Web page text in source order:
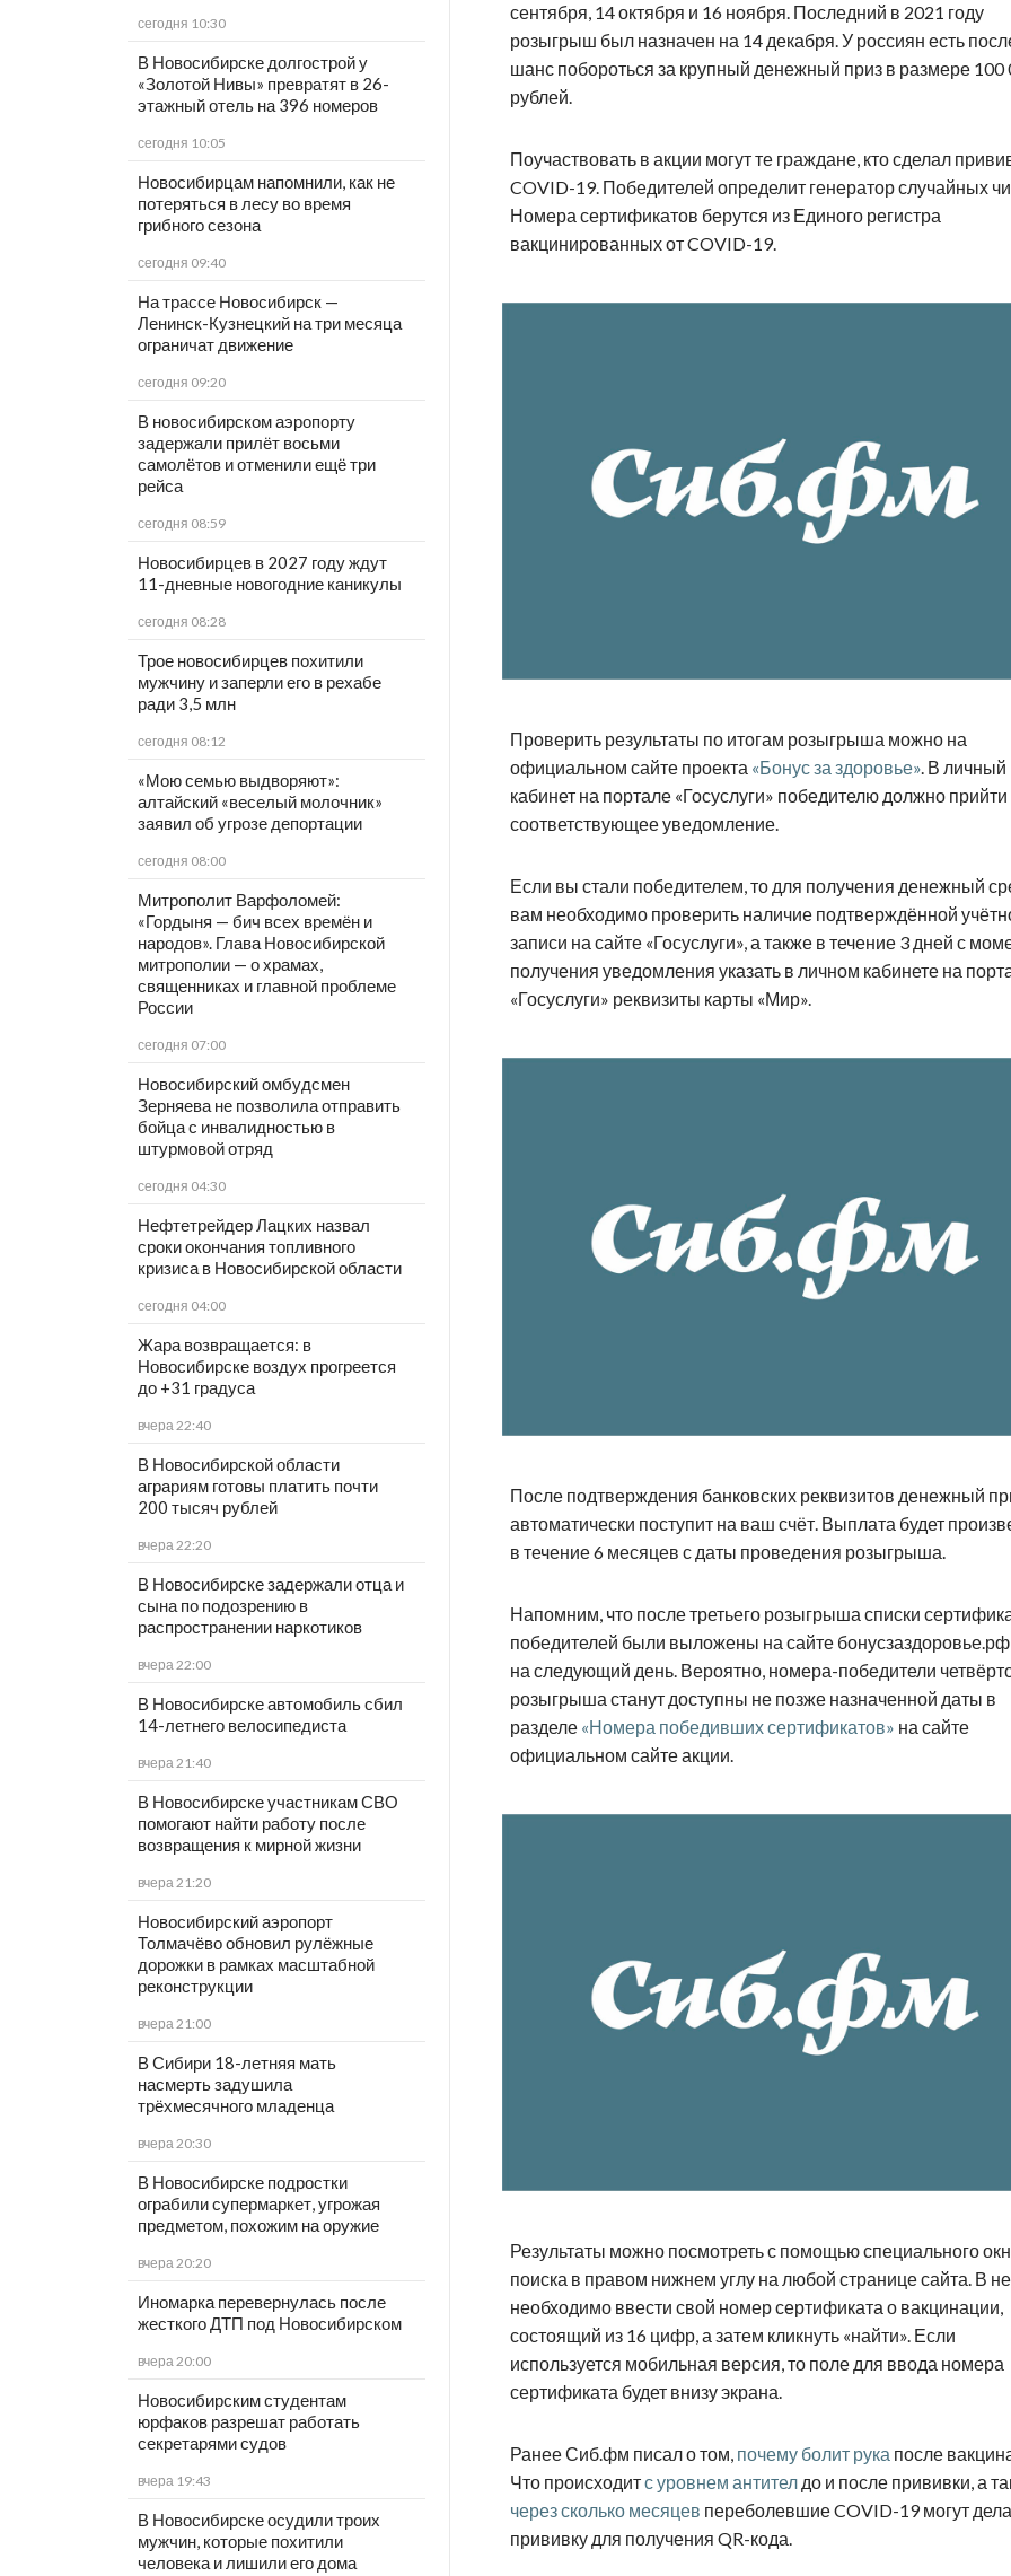
сегодня 10:30
В Новосибирске долгострой у
«Золотой Нивы» превратят в 26-
этажный отель на 396 номеров
сегодня 10:05
Новосибирцам напомнили, как не
потеряться в лесу во время
грибного сезона
сегодня 09:40
На трассе Новосибирск —
Ленинск-Кузнецкий на три месяца
ограничат движение
сегодня 09:20
В новосибирском аэропорту
задержали прилёт восьми
самолётов и отменили ещё три
рейса
сегодня 08:59
Новосибирцев в 2027 году ждут
11-дневные новогодние каникулы
сегодня 08:28
Трое новосибирцев похитили
мужчину и заперли его в рехабе
ради 3,5 млн
сегодня 08:12
«Мою семью выдворяют»:
алтайский «веселый молочник»
заявил об угрозе депортации
сегодня 08:00
Митрополит Варфоломей:
«Гордыня — бич всех времён и
народов». Глава Новосибирской
митрополии — о храмах,
священниках и главной проблеме
России
сегодня 07:00
Новосибирский омбудсмен
Зерняева не позволила отправить
бойца с инвалидностью в
штурмовой отряд
сегодня 04:30
Нефтетрейдер Лацких назвал
сроки окончания топливного
кризиса в Новосибирской области
сегодня 04:00
Жара возвращается: в
Новосибирске воздух прогреется
до +31 градуса
вчера 22:40
В Новосибирской области
аграриям готовы платить почти
200 тысяч рублей
вчера 22:20
В Новосибирске задержали отца и
сына по подозрению в
распространении наркотиков
вчера 22:00
В Новосибирске автомобиль сбил
14-летнего велосипедиста
вчера 21:40
В Новосибирске участникам СВО
помогают найти работу после
возвращения к мирной жизни
вчера 21:20
Новосибирский аэропорт
Толмачёво обновил рулёжные
дорожки в рамках масштабной
реконструкции
вчера 21:00
В Сибири 18-летняя мать
насмерть задушила
трёхмесячного младенца
вчера 20:30
В Новосибирске подростки
ограбили супермаркет, угрожая
предметом, похожим на оружие
вчера 20:20
Иномарка перевернулась после
жесткого ДТП под Новосибирском
вчера 20:00
Новосибирским студентам
юрфаков разрешат работать
секретарями судов
вчера 19:43
В Новосибирске осудили троих
мужчин, которые похитили
человека и лишили его дома
сентября, 14 октября и 16 ноября. Последний в 2021 году
розыгрыш был назначен на 14 декабря. У россиян есть
шанс побороться за крупный денежный приз в размере 100
рублей.
Поучаствовать в акции могут те граждане, кто сделал
COVID-19. Победителей определит генератор случайных
Номера сертификатов берутся из Единого регистра
вакцинированных от COVID-19.
Проверить результаты по итогам розыгрыша можно на
официальном сайте проекта «Бонус за здоровье». В личный
кабинет на портале «Госуслуги» победителю должно прийти
соответствующее уведомление.
Если вы стали победителем, то для получения денежный
вам необходимо проверить наличие подтверждённой
записи на сайте «Госуслуги», а также в течение 3 дней с
получения уведомления указать в личном кабинете на
«Госуслуги» реквизиты карты «Мир».
После подтверждения банковских реквизитов денежный
автоматически поступит на ваш счёт. Выплата будет
в течение 6 месяцев с даты проведения розыгрыша.
Напомним, что после третьего розыгрыша списки
победителей были выложены на сайте
на следующий день. Вероятно, номера-победители
розыгрыша станут доступны не позже назначенной даты в
разделе «Номера победивших сертификатов» на сайте
официальном сайте акции.
Результаты можно посмотреть с помощью специального
поиска в правом нижнем углу на любой странице сайта. В
необходимо ввести свой номер сертификата о вакцинации,
состоящий из 16 цифр, а затем кликнуть «найти». Если
используется мобильная версия, то поле для ввода номера
сертификата будет внизу экрана.
Ранее Сиб.фм писал о том, почему болит рука после
Что происходитс уровнем антител до и после прививки, а
через сколько месяцев переболевшие COVID-19 могут
прививку для получения QR-кода.